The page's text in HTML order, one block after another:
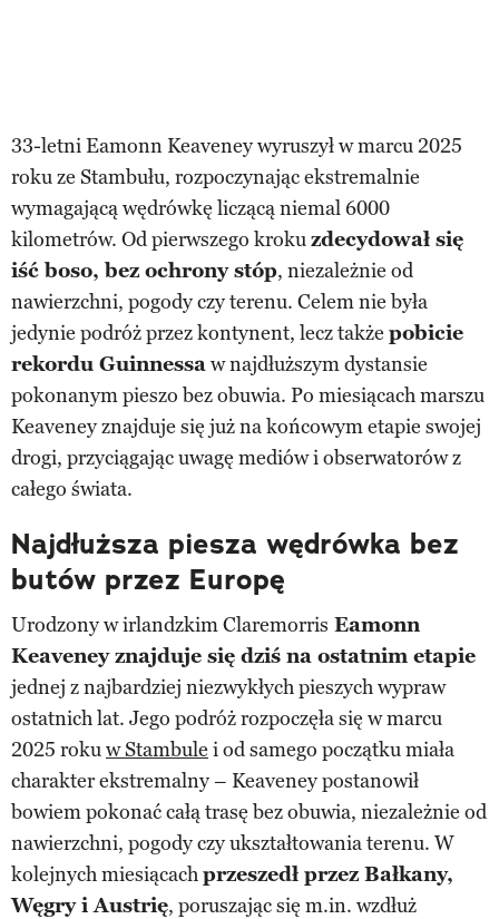
33-letni Eamonn Keaveney wyruszył w marcu 2025
roku ze Stambułu, rozpoczynając ekstremalnie
wymagającą wędrówkę liczącą niemal 6000
kilometrów. Od pierwszego krokuzdecydował się
iść boso, bez ochrony stóp, niezależnie od
nawierzchni, pogody czy terenu. Celem nie była
jedynie podróż przez kontynent, lecz także pobicie
rekordu Guinnessaw najdłuższym dystansie
pokonanym pieszo bez obuwia. Po miesiącach marszu
Keaveney znajduje się już na końcowym etapie swojej
drogi, przyciągając uwagę mediów i obserwatorów z
całego świata.
Najdłuższa piesza wędrówka bez
butów przez Europę
Urodzony w irlandzkim Claremorris Eamonn
Keaveney znajduje się dziś na ostatnim etapie
jednej z najbardziej niezwykłych pieszych wypraw
ostatnich lat. Jego podróż rozpoczęła się w marcu
2025 rokuw Stambule i od samego początku miała
charakter ekstremalny – Keaveney postanowił
bowiem pokonać całą trasę bez obuwia, niezależnie od
nawierzchni, pogody czy ukształtowania terenu. W
kolejnych miesiącachprzeszedł przez Bałkany,
Węgry i Austrię, poruszając się m.in. wzdłuż